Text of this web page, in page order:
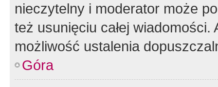
nieczytelny i moderator może
też usunięciu całej
możliwość ustalenia
Góra